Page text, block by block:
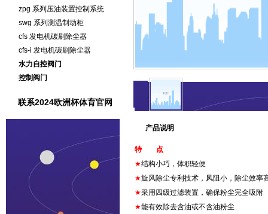
zpg 系列压油装置控制系统
swg 系列测温制动柜
cfs 发电机碳刷除尘器
cfs-i 发电机碳刷除尘器
水力自控阀门
控制阀门
联系2024欧洲杯体育官网
产品说明
特 点
★结构小巧，体积轻便
★旋风除尘专利技术，风阻小，除尘效率
★采用四级过滤装置，确保粉尘完全吸附
★能有效除去含油或不含油粉尘